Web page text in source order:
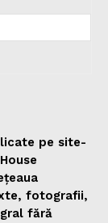
pe site-
fotografii,
fără